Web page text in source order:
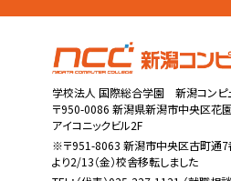
学校法人 国際総合学園 新潟コンピ
〒950-0086 新潟県新潟市中央区花
アイコニックビル2F
※〒951-8063 新潟市中央区古町通7
より2/13（金）校舎移転しました